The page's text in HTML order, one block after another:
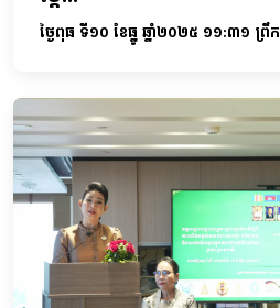
ថ្ងៃពុធ ទី១០ ខែធ្នូ ឆ្នាំ២០២៥ ១១:៣១ ព្រឹក